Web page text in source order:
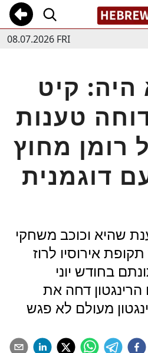
08.07.2026 FRI
היה: קיט
טענות
רומן מחוץ
דוגמנית
שהיא וכוכב משחקי
אירוסיו לרוז
בחודש יוני
דחה את
מעולם לא פגש